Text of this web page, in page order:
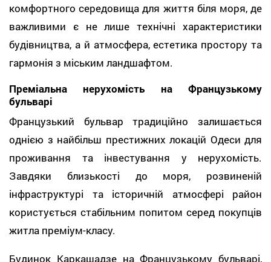
комфортного середовища для життя біля моря, де
важливими є не лише технічні характеристики
будівництва, а й атмосфера, естетика простору та
гармонія з міським ландшафтом.
Преміальна нерухомість на Французькому
бульварі
Французький бульвар традиційно залишається
однією з найбільш престижних локацій Одеси для
проживання та інвестування у нерухомість.
Завдяки близькості до моря, розвиненій
інфраструктурі та історичній атмосфері район
користується стабільним попитом серед покупців
житла преміум-класу.
Будинок Каркашадзе на Французькому бульварі,